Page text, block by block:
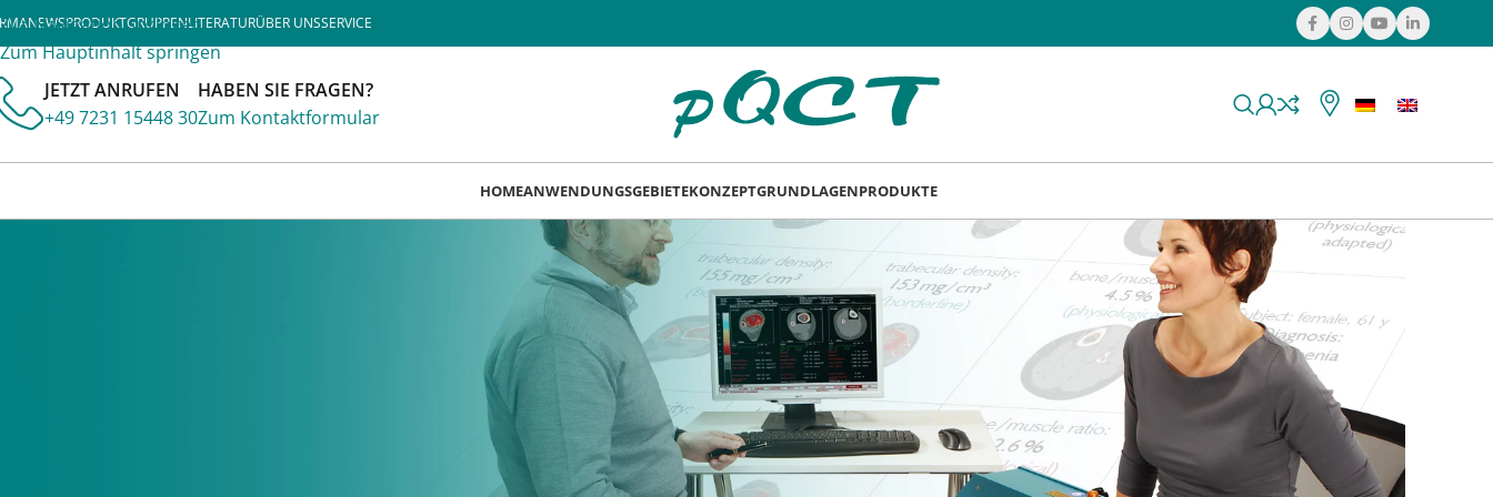
Zur Navigation springen
Zum Hauptinhalt springen
NEWSPRODUKTGRUPPENLITERATURÜBER UNSSERVICE
JETZT ANRUFEN
+49 7231 15448 30
HABEN SIE FRAGEN?
Zum Kontaktformular
HOMEANWENDUNGSGEBIETEKONZEPTGRUNDLAGENPRODUKTE